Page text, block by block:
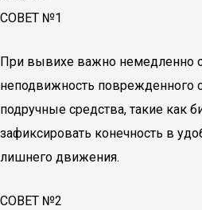
СОВЕТ №1
При вывихе важно немедленно
неподвижность поврежденного
подручные средства, такие как
зафиксировать конечность в
лишнего движения.
СОВЕТ №2